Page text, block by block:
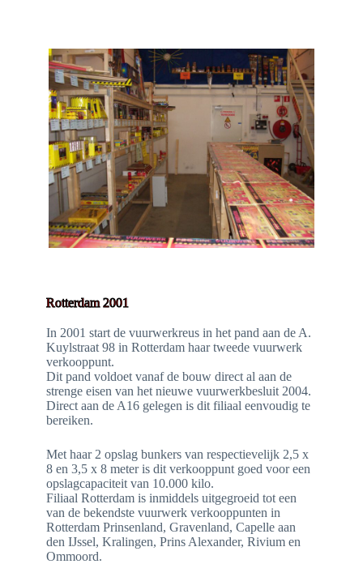
Rotterdam 2001
In 2001 start de vuurwerkreus in het pand aan de A.
Kuylstraat 98 in Rotterdam haar tweede vuurwerk
verkooppunt.
Dit pand voldoet vanaf de bouw direct al aan de
strenge eisen van het nieuwe vuurwerkbesluit 2004.
Direct aan de A16 gelegen is dit filiaal eenvoudig te
bereiken.
Met haar 2 opslag bunkers van respectievelijk 2,5 x
8 en 3,5 x 8 meter is dit verkooppunt goed voor een
opslagcapaciteit van 10.000 kilo.
Filiaal Rotterdam is inmiddels uitgegroeid tot een
van de bekendste vuurwerk verkooppunten in
Rotterdam Prinsenland, Gravenland, Capelle aan
den IJssel, Kralingen, Prins Alexander, Rivium en
Ommoord.